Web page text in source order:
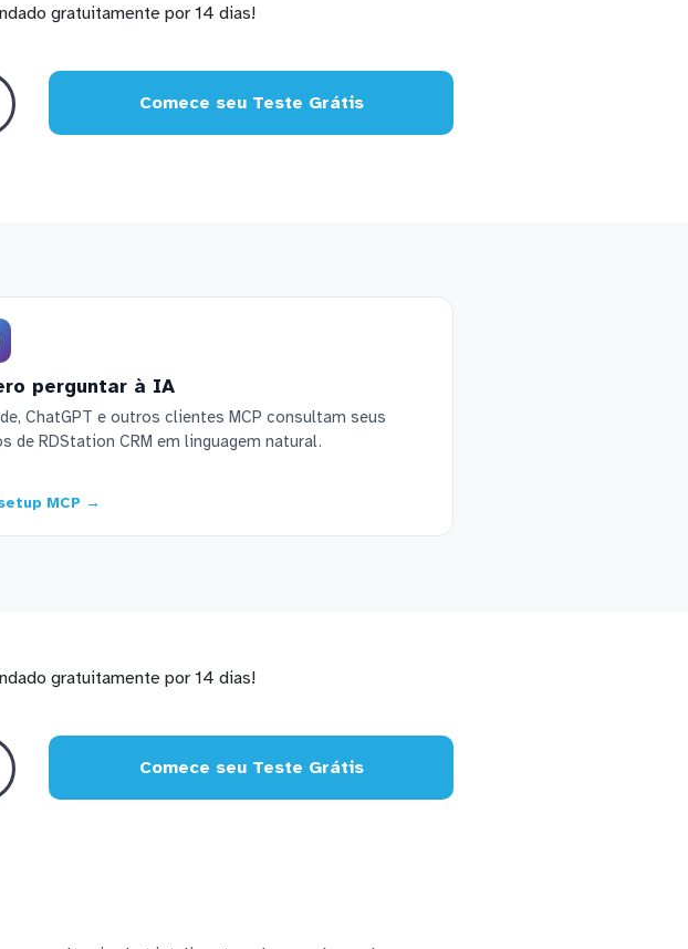
gratuitamente por 14 dias!
Comece seu Teste Grátis
perguntar à IA
ChatGPT e outros clientes MCP consultam seus
de RDStation CRM em linguagem natural.
MCP →
gratuitamente por 14 dias!
Comece seu Teste Grátis